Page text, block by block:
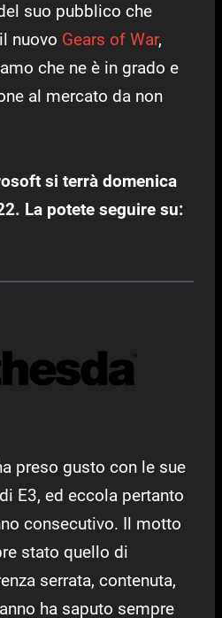
suo pubblico che
nuovo Gears of War,
che ne è in grado e
al mercato da non
si terrà domenica
La potete seguire su:
preso gusto con le sue
E3, ed eccola pertanto
consecutivo. Il motto
stato quello di
serrata, contenuta,
ha saputo sempre